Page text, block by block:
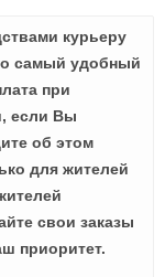
курьеру
самый удобный
при
если Вы
об этом
для жителей
свои заказы
приоритет.